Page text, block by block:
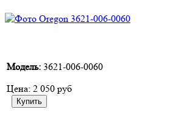
Модель: 3621-006-0060
Цена: 2 050 руб